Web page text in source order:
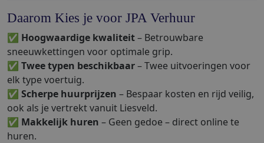
Daarom Kies je voor JPA Verhuur
✅ Hoogwaardige kwaliteit– Betrouwbare
sneeuwkettingen voor optimale grip.
✅ Twee typen beschikbaar– Twee uitvoeringen voor
elk type voertuig.
✅ Scherpe huurprijzen – Bespaar kosten en rijd veilig,
ook als je vertrekt vanuit Liesveld.
✅ Makkelijk huren – Geen gedoe – direct online te
huren.